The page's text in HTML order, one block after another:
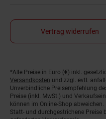
Vertrag widerrufen
Fußnoten
*Alle Preise in Euro (€) inkl.
Versandkosten und zzgl. evtl.
Unverbindliche Preisempfehlung
Preise (inkl. MwSt.) und
können im Online-Shop abweichen.
Statt- und durchgestrichene Preise